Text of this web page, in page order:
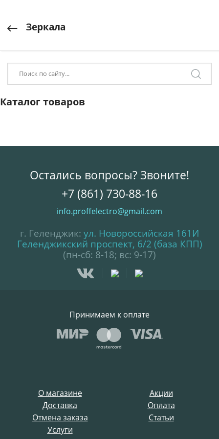
Зеркала
Каталог товаров
О магазине
Акции
Доставка
Оплата
Отмена заказа
Статьи
Услуги
Остались вопросы? Звоните!
+7 (861) 730-88-16
info.proffelectro@gmail.com
г. Геленджик: ул. Новороссийская 161И
Геленджикский проспект, 6/2 (база КПП)
(пн-сб: 8-18; вс: 9-17)
Принимаем к оплате